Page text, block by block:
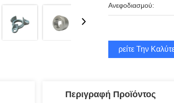
Ανεφοδιασμού:
Βρείτε Την
Περιγραφή Προϊόντος